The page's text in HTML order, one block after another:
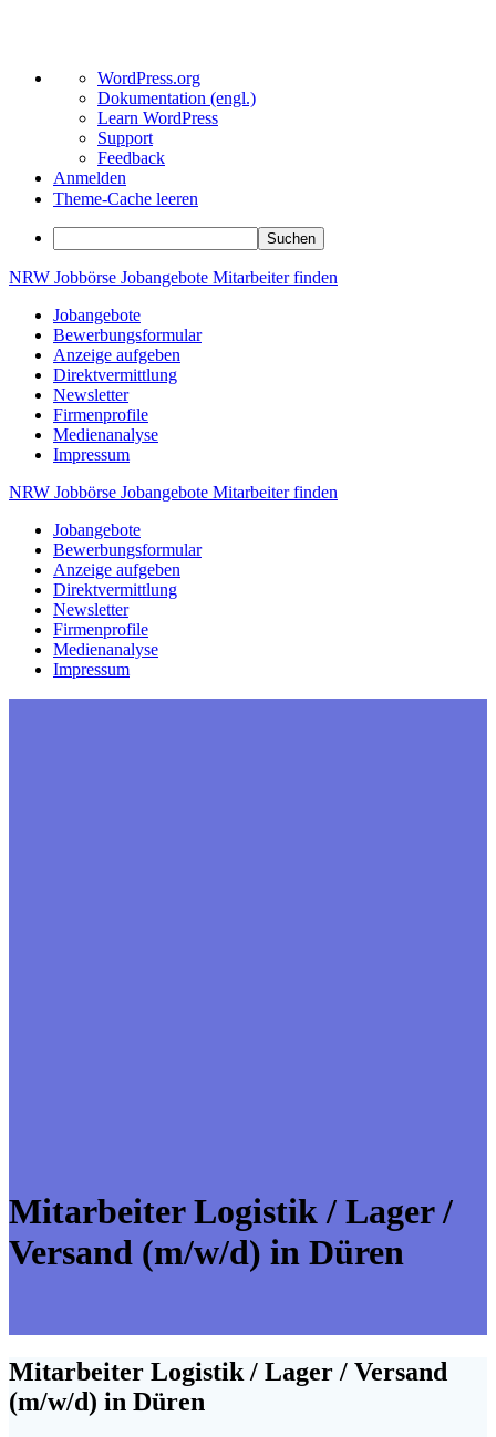
Über
WordPress
WordPress.org
Dokumentation (engl.)
Learn WordPress
Support
Feedback
Anmelden
Theme-Cache leeren
Suchen
Zum
springen
NRW Jobbörse Jobangebote Mitarbeiterfinden
Jobangebote
Bewerbungsformular
Anzeige aufgeben
Direktvermittlung
Newsletter
Firmenprofile
Medienanalyse
Impressum
NRW Jobbörse Jobangebote Mitarbeiterfinden
Jobangebote
Bewerbungsformular
Anzeige aufgeben
Direktvermittlung
Newsletter
Firmenprofile
Medienanalyse
Impressum
Mitarbeiter Logistik / Lager /
Versand (m/w/d) in Düren
Mitarbeiter Logistik / Lager / Versand
(m/w/d) in Düren